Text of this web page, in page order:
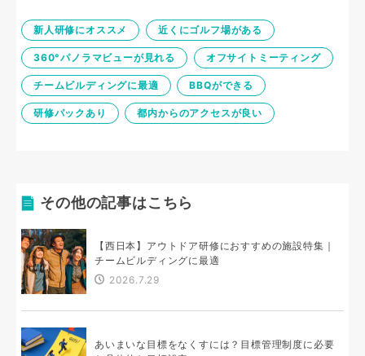
新人研修にオススメ 近くにゴルフ場がある
360°パノラマビューが見れる オフサイトミーティング
チームビルディングに最適 BBQができる
研修パックあり 都内からのアクセスが良い
その他の記事はこちら
【西日本】アウトドア研修におすすめの施設特集｜
チームビルディングに最適
2026.7.29
あいまいな目標をなくすには？目標管理制度に必要